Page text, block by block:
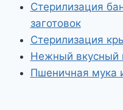
Стерилизация
заготовок
Стерилизация
Нежный вкусный
Пшеничная мука